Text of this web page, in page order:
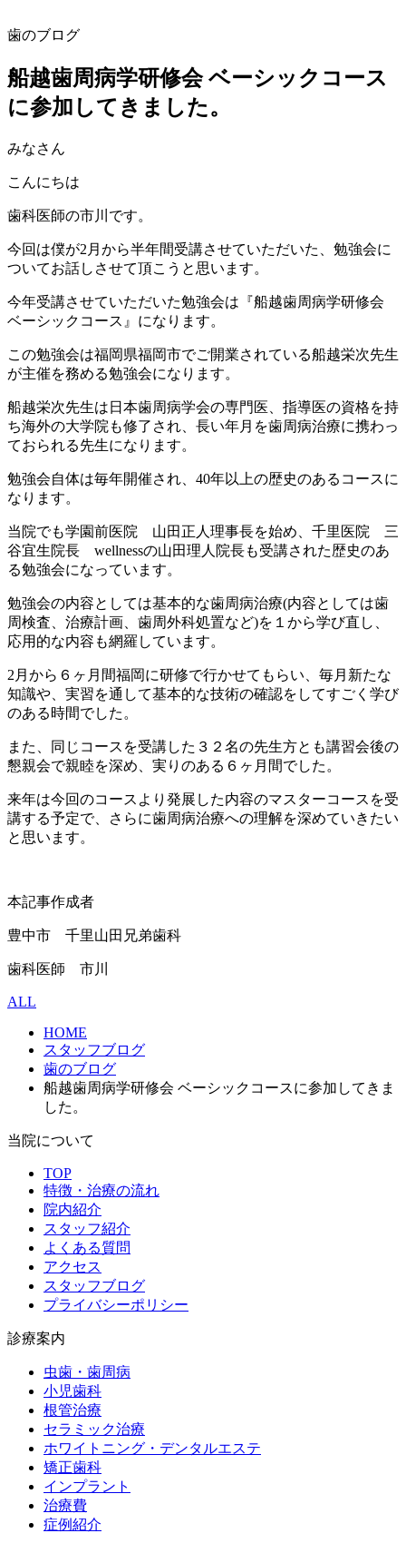
歯のブログ
船越歯周病学研修会 ベーシックコース
に参加してきました。
みなさん
こんにちは
歯科医師の市川です。
今回は僕が2月から半年間受講させていただいた、勉強会に
ついてお話しさせて頂こうと思います。
今年受講させていただいた勉強会は『船越歯周病学研修会
ベーシックコース』になります。
この勉強会は福岡県福岡市でご開業されている船越栄次先生
が主催を務める勉強会になります。
船越栄次先生は日本歯周病学会の専門医、指導医の資格を持
ち海外の大学院も修了され、長い年月を歯周病治療に携わっ
ておられる先生になります。
勉強会自体は毎年開催され、40年以上の歴史のあるコースに
なります。
当院でも学園前医院 山田正人理事長を始め、千里医院 三
谷宜生院長 wellnessの山田理人院長も受講された歴史のあ
る勉強会になっています。
勉強会の内容としては基本的な歯周病治療(内容としては歯
周検査、治療計画、歯周外科処置など)を１から学び直し、
応用的な内容も網羅しています。
2月から６ヶ月間福岡に研修で行かせてもらい、毎月新たな
知識や、実習を通して基本的な技術の確認をしてすごく学び
のある時間でした。
また、同じコースを受講した３２名の先生方とも講習会後の
懇親会で親睦を深め、実りのある６ヶ月間でした。
来年は今回のコースより発展した内容のマスターコースを受
講する予定で、さらに歯周病治療への理解を深めていきたい
と思います。
本記事作成者
豊中市 千里山田兄弟歯科
歯科医師 市川
ALL
HOME
スタッフブログ
歯のブログ
船越歯周病学研修会 ベーシックコースに参加してきま
した。
当院について
TOP
特徴・治療の流れ
院内紹介
スタッフ紹介
よくある質問
アクセス
スタッフブログ
プライバシーポリシー
診療案内
虫歯・歯周病
小児歯科
根管治療
セラミック治療
ホワイトニング・デンタルエステ
矯正歯科
インプラント
治療費
症例紹介